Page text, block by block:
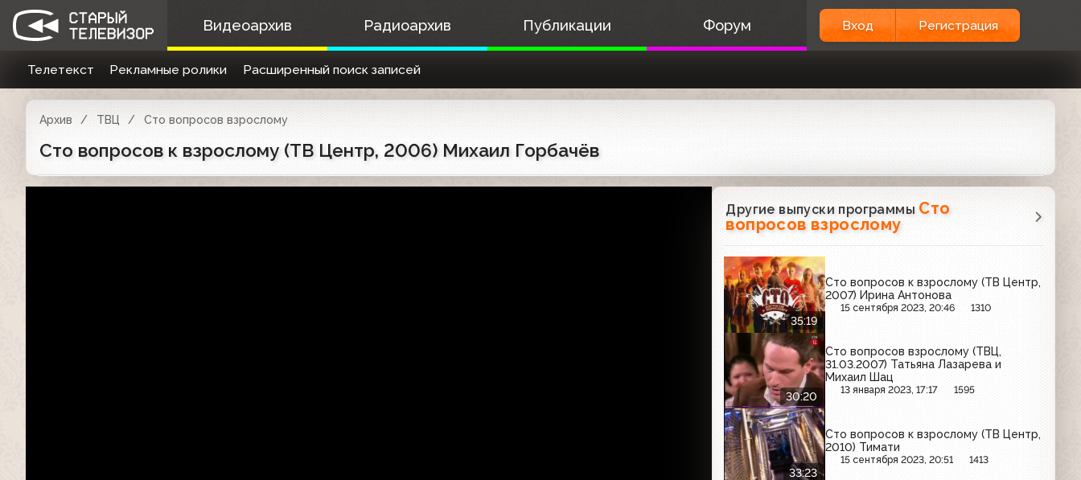
Видеоархив Радиоархив Публикации Форум Вход Регистрация
Телетекст Рекламные ролики Расширенный поиск записей
Архив ТВЦ Сто вопросов взрослому
Сто вопросов к взрослому (ТВ Центр, 2006) Михаил Горбачёв
Другие выпуски программы Сто
вопросов взрослому
35:19
Сто вопросов к взрослому (ТВ Центр,
2007) Ирина Антонова
15 сентября 2023, 20:46 1310
30:20
Сто вопросов взрослому (ТВЦ,
31.03.2007) Татьяна Лазарева и
Михаил Шац
13 января 2023, 17:17 1595
33:23
Сто вопросов к взрослому (ТВ Центр,
2010) Тимати
15 сентября 2023, 20:51 1413